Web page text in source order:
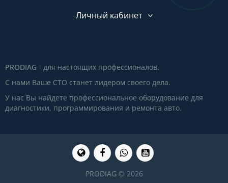
Личный кабинет
PRODIAG - для настоящих профессионалов.
С нами Ваше СТО станет лидером своего дела.
У нас Вы найдете профессиональное оборудование для
диагностики, программирования и ремонта авто.
PRODIAG © 2026